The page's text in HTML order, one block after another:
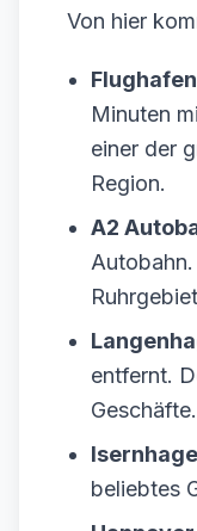
Von hier
Minuten
einer der
Region.
A2
entfernt.
Geschäfte.
beliebtes